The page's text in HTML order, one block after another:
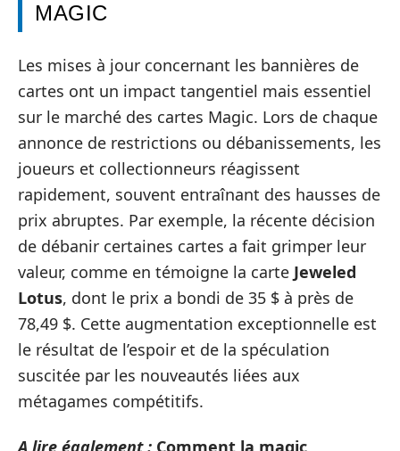
MAGIC
Les mises à jour concernant les bannières de
cartes ont un impact tangentiel mais essentiel
sur le marché des cartes Magic. Lors de chaque
annonce de restrictions ou débanissements, les
joueurs et collectionneurs réagissent
rapidement, souvent entraînant des hausses de
prix abruptes. Par exemple, la récente décision
de débanir certaines cartes a fait grimper leur
valeur, comme en témoigne la carte Jeweled
Lotus, dont le prix a bondi de 35 $ à près de
78,49 $. Cette augmentation exceptionnelle est
le résultat de l’espoir et de la spéculation
suscitée par les nouveautés liées aux
métagames compétitifs.
A lire également : Comment la magic